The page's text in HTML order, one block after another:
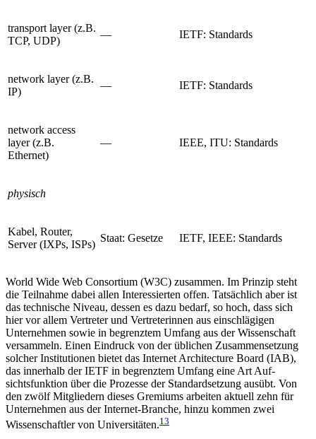
transport layer (z.B.
TCP, UDP)
— IETF: Standards
network layer (z.B.
IP)
— IETF: Standards
network access
layer (z.B.
Ethernet)
— IEEE, ITU: Standards
physisch
Kabel, Router,
Server (IXPs, ISPs)
Staat: Gesetze IETF, IEEE: Standards
World Wide Web Consortium (W3C) zusammen. Im Prinzip steht
die Teilnahme dabei allen Interessier­ten offen. Tatsächlich aber ist
das technische Niveau, dessen es dazu bedarf, so hoch, dass sich
hier vor allem Vertreter und Vertreterinnen aus einschlägigen
Unternehmen sowie in begrenztem Umfang aus der Wissenschaft
versammeln. Einen Eindruck von der üblichen Zusammensetzung
solcher Institutionen bietet das Internet Architecture Board (IAB),
das inner­halb der IETF in begrenztem Umfang eine Art Auf­
sichtsfunktion über die Prozesse der Standardsetzung ausübt. Von
den zwölf Mitgliedern dieses Gremiums arbeiten aktuell zehn für
Unternehmen aus der Inter­net-Branche, hinzu kommen zwei
Wissenschaftler von Universitäten.13